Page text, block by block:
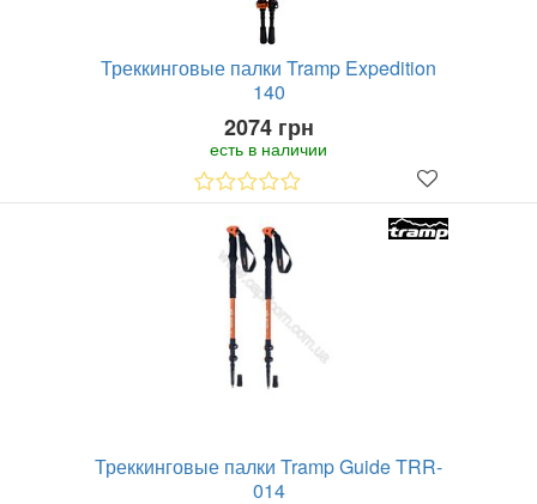
Треккинговые палки Tramp Expedition
140
2074 грн
есть в наличии
Треккинговые палки Tramp Guide TRR-
014